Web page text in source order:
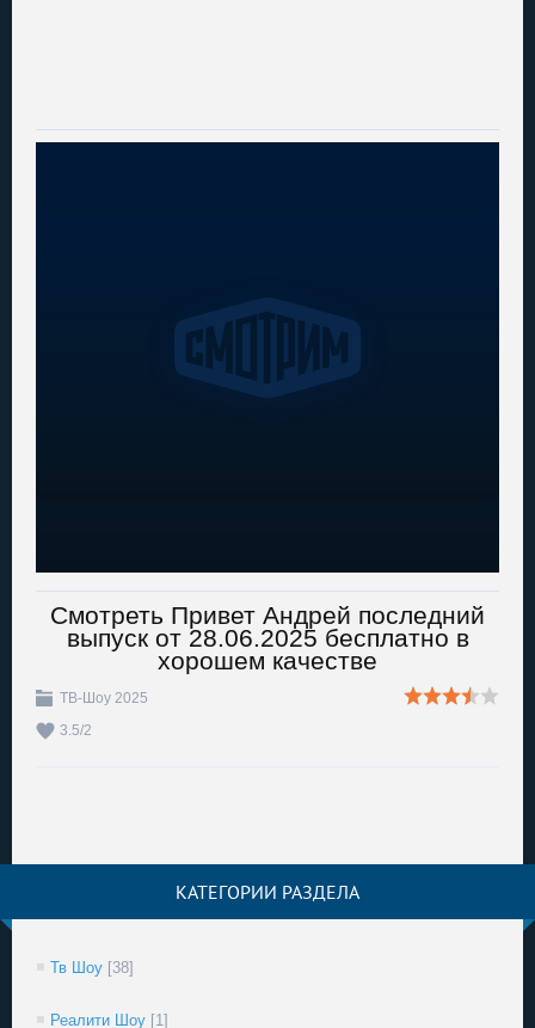
Смотреть Привет Андрей последний
выпуск от 28.06.2025 бесплатно в
хорошем качестве
ТВ-Шоу 2025
3.5/2
КАТЕГОРИИ РАЗДЕЛА
Тв Шоу [38]
Реалити Шоу [1]